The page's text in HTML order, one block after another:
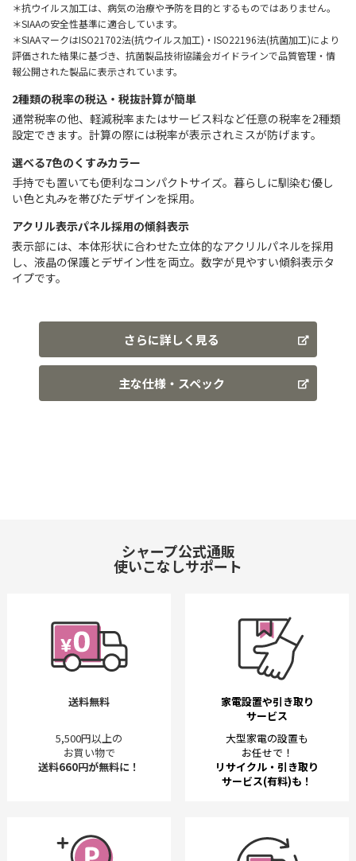
＊抗ウイルス加工は、病気の治療や予防を目的とするものではありません。
＊SIAAの安全性基準に適合しています。
＊SIAAマークはISO21702法(抗ウイルス加工)・ISO22196法(抗菌加工)により
評価された結果に基づき、抗菌製品技術協議会ガイドラインで品質管理・情
報公開された製品に表示されています。
2種類の税率の税込・税抜計算が簡単
通常税率の他、軽減税率またはサービス料など任意の税率を2種類
設定できます。計算の際には税率が表示されミスが防げます。
選べる7色のくすみカラー
手持でも置いても便利なコンパクトサイズ。暮らしに馴染む優し
い色と丸みを帯びたデザインを採用。
アクリル表示パネル採用の傾斜表示
表示部には、本体形状に合わせた立体的なアクリルパネルを採用
し、液晶の保護とデザイン性を両立。数字が見やすい傾斜表示タ
イプです。
さらに詳しく見る
主な仕様・スペック
シャープ公式通販
使いこなしサポート
送料無料
5,500円以上の
お買い物で
送料660円が無料に！
家電設置や引き取り
サービス
大型家電の設置も
お任せで！
リサイクル・引き取り
サービス(有料)も！